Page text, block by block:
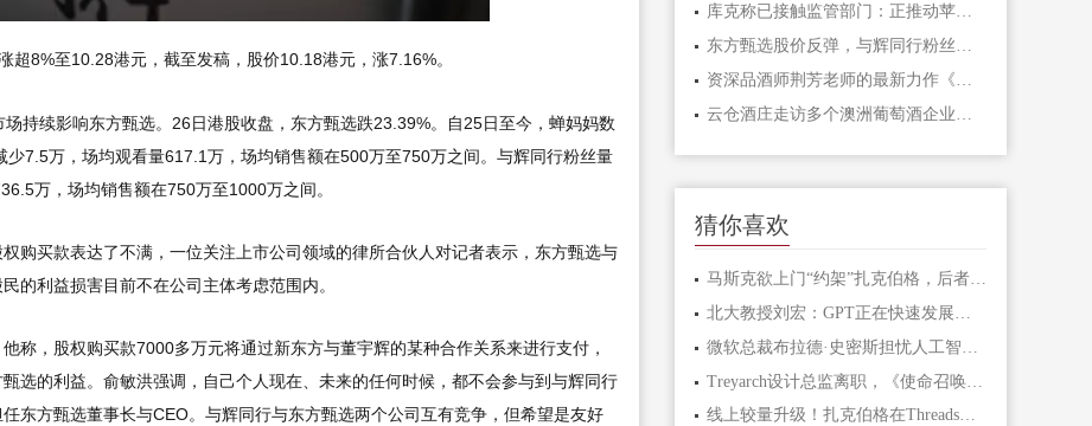
8%至10.28港元，截至发稿，股价10.18港元，涨7.16%。
持续影响东方甄选。26日港股收盘，东方甄选跌23.39%。自25日至今，蝉妈妈数
7.5万，场均观看量617.1万，场均销售额在500万至750万之间。与辉同行粉丝量
万，场均销售额在750万至1000万之间。
购买款表达了不满，一位关注上市公司领域的律所合伙人对记者表示，东方甄选与
的利益损害目前不在公司主体考虑范围内。
称，股权购买款7000多万元将通过新东方与董宇辉的某种合作关系来进行支付，
选的利益。俞敏洪强调，自己个人现在、未来的任何时候，都不会参与到与辉同行
东方甄选董事长与CEO。与辉同行与东方甄选两个公司互有竞争，但希望是友好
库克称已接触监管部门：正推动苹果智能在中国落地
东方甄选股价反弹，与辉同行粉丝量涨了44.7万
资深品酒师荆芳老师的最新力作《葡萄酒爱好者》正式上线，带你走进葡萄酒的世界，领略品酒选酒的奥秘
猜你喜欢
马斯克欲上门“约架”扎克伯格，后者不在家无意迎战
Treyarch设计总监离职，《使命召唤》系列迎来变革
线上较量升级！扎克伯格在Threads模仿马斯克的回应方式